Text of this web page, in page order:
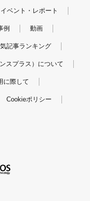
イベント・レポート
例 動画
記事ランキング
スプラス）について
に際して
Cookieポリシー